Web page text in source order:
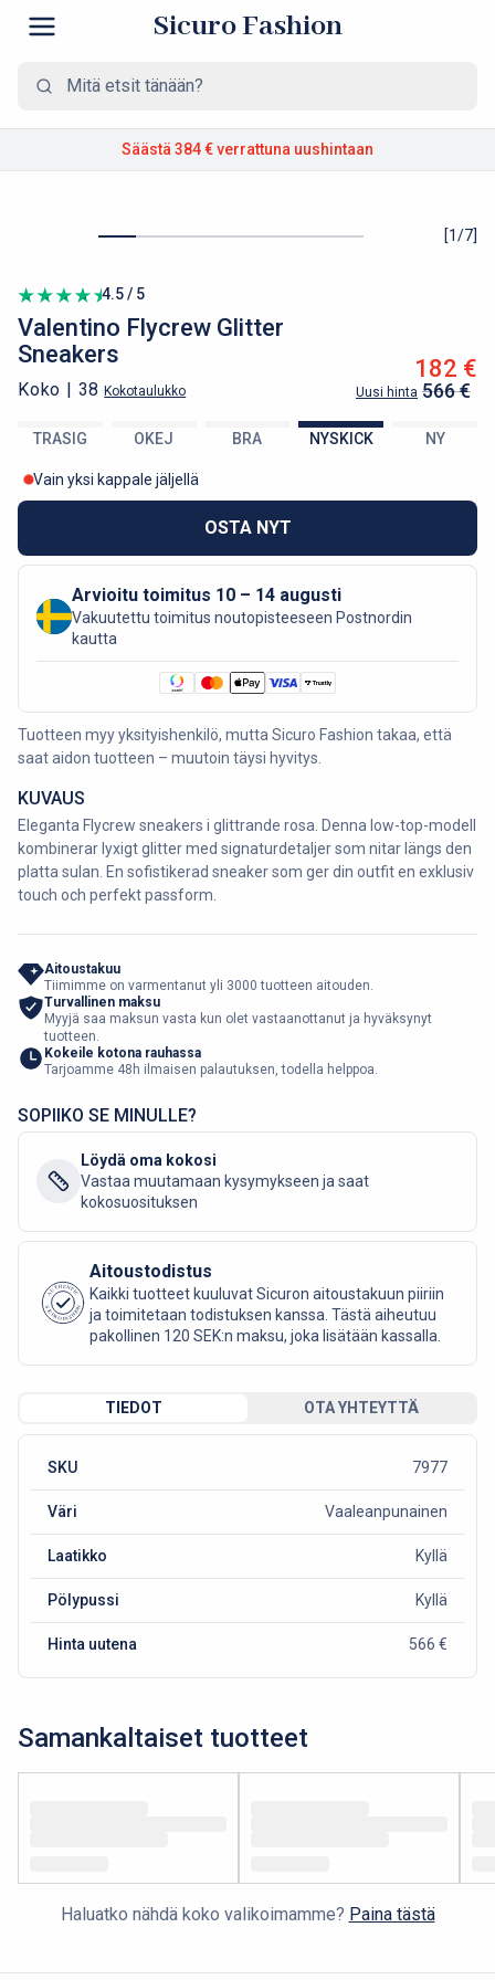
Sicuro Fashion
Säästä 384 €verrattuna uushintaan
[1/7]
4.5 / 5
Valentino Flycrew Glitter
Sneakers
Koko | 38 Kokotaulukko
182 €
Uusi hinta 566 €
TRASIG OKEJ BRA NYSKICK NY
Vain yksi kappale jäljellä
OSTA NYT
Arvioitu toimitus 10 – 14 augusti
Vakuutettu toimitus noutopisteeseen Postnordin
kautta
Tuotteen myy yksityishenkilö, mutta Sicuro Fashion takaa, että
saat aidon tuotteen – muutoin täysi hyvitys.
KUVAUS
Eleganta Flycrew sneakers i glittrande rosa. Denna low-top-modell
kombinerar lyxigt glitter med signaturdetaljer som nitar längs den
platta sulan. En sofistikerad sneaker som ger din outfit en exklusiv
touch och perfekt passform.
Aitoustakuu
Tiimimme on varmentanut yli 3000 tuotteen aitouden.
Turvallinen maksu
Myyjä saa maksun vasta kun olet vastaanottanut ja hyväksynyt
tuotteen.
Kokeile kotona rauhassa
Tarjoamme 48h ilmaisen palautuksen, todella helppoa.
SOPIIKO SE MINULLE?
Löydä oma kokosi
Vastaa muutamaan kysymykseen ja saat
kokosuosituksen
AUTHENTIC
SICURO FASHION
Aitoustodistus
Kaikki tuotteet kuuluvat Sicuron aitoustakuun piiriin
ja toimitetaan todistuksen kanssa. Tästä aiheutuu
pakollinen 120 SEK:n maksu, joka lisätään kassalla.
TIEDOT OTA YHTEYTTÄ
SKU 7977
Väri Vaaleanpunainen
Laatikko Kyllä
Pölypussi Kyllä
Hinta uutena 566 €
Samankaltaiset tuotteet
Haluatko nähdä koko valikoimamme? Paina tästä